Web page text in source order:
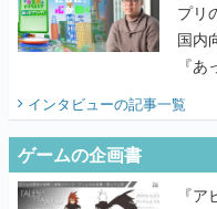
プリ
国内
『
てみた
インタビューの記事一覧
ゲームの企画書
『